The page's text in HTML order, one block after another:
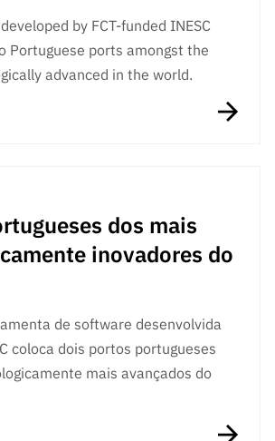
by FCT-funded INESC
Portuguese ports amongst the
advanced in the world.
dos mais
inovadores do
de software desenvolvida
coloca dois portos portugueses
mais avançados do